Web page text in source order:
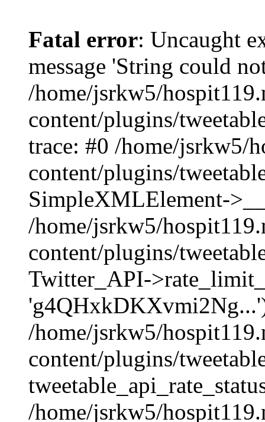
Fatal error: Uncaught
message 'String could
/home/jsrkw5/
content/plugins/
trace: #0 /home/jsrkw5/
content/plugins/
SimpleXMLElement-
/home/jsrkw5/
content/plugins/
Twitter_API-
/home/jsrkw5/
content/plugins/
/home/jsrkw5/